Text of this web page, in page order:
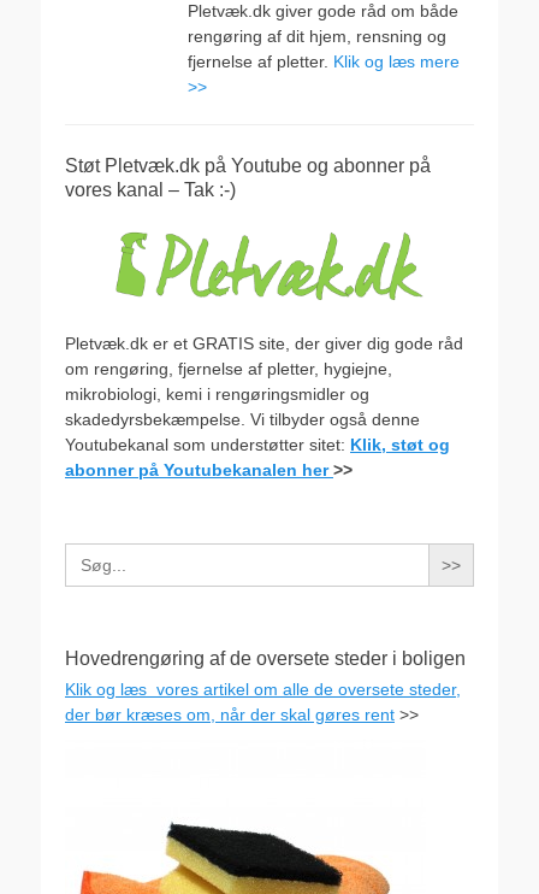
Pletvæk.dk giver gode råd om både
rengøring af dit hjem, rensning og
fjernelse af pletter. Klik og læs mere
>>
Støt Pletvæk.dk på Youtube og abonner på
vores kanal – Tak :-)
Pletvæk.dk er et GRATIS site, der giver dig gode råd
om rengøring, fjernelse af pletter, hygiejne,
mikrobiologi, kemi i rengøringsmidler og
skadedyrsbekæmpelse. Vi tilbyder også denne
Youtubekanal som understøtter sitet: Klik, støt og
abonner på Youtubekanalen her>>
Search
for:
Hovedrengøring af de oversete steder i boligen
Klik og læs vores artikel om alle de oversete steder,
der bør kræses om, når der skal gøres rent >>